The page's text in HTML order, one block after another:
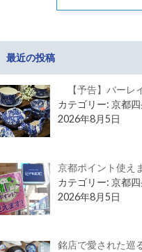
最近の投稿
【予告】バーレ
カテゴリー: 京都
2026年8月5日
京都ポイント使え
カテゴリー: 京都
2026年8月5日
銘店で愛された巡